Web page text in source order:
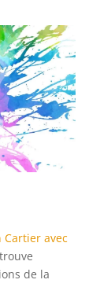
Cartier avec
de la